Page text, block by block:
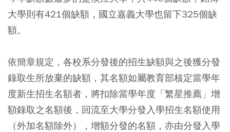
大學則有421個缺額，國立嘉義大學也留下325個缺
額。
依簡章規定，各校系分發後的招生缺額與之後獲分發
錄取生所放棄的缺額，其名額如屬教育部核定當學年
度新生招生名額者，將扣除當學年度「繁星推薦」增
額錄取之名額後，回流至大學分發入學招生名額使用
（外加名額除外），增額分發的名額，亦由分發入學